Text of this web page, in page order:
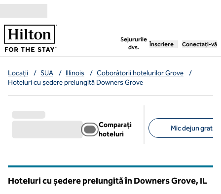
Salt la conținut
Sejururile
dvs.
, deschide o filă nouă
Înscriere Conectați-vă
Locații / SUA / Illinois / Coborâtorii hotelurilor Grove
/
Hoteluri cu ședere prelungită Downers Grove
Comparați
hoteluri
Mic dejun
Hoteluri cu ședere prelungită în Downers Grove, IL